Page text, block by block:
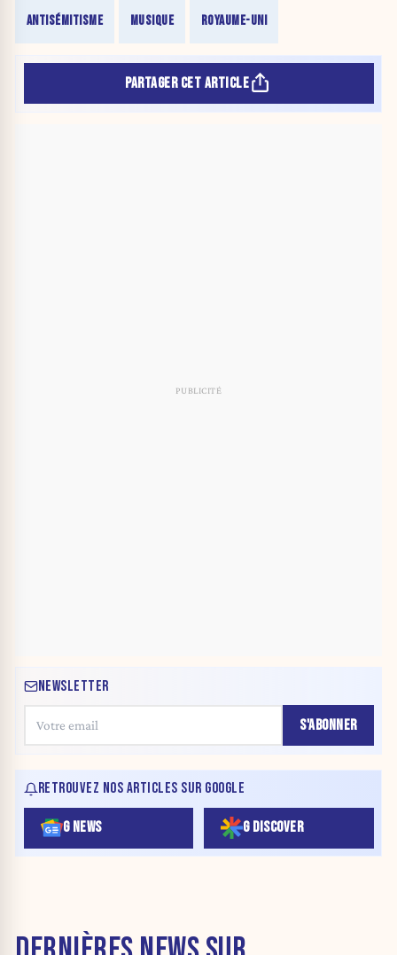
ANTISÉMITISME MUSIQUE ROYAUME-UNI
PARTAGER CET ARTICLE
NEWSLETTER
S'ABONNER
RETROUVEZ NOS ARTICLES SUR GOOGLE
G NEWS G DISCOVER